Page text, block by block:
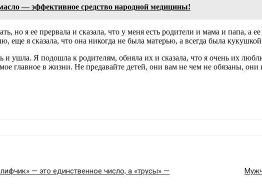
— эффективное средство народной медицины!
но я ее прервала и сказала, что у меня есть родители и мама и папа, а
еще я сказала, что она никогда не была матерью, а всегда была
и ушла. Я подошла к родителям, обняла их и сказала, что я очень их
главное в жизни. Не предавайте детей, они вам не чем не обязаны,
— это единственное число, а «трусы» —